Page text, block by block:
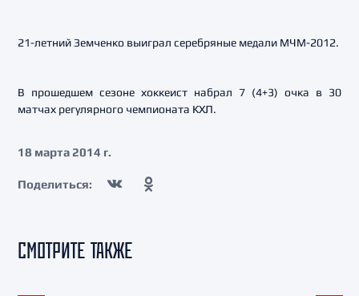
21-летний Земченко выиграл серебряные медали МЧМ-2012.
В прошедшем сезоне хоккеист набрал 7 (4+3) очка в 30
матчах регулярного чемпионата КХЛ.
18 марта 2014 г.
Поделиться:
СМОТРИТЕ ТАКЖЕ